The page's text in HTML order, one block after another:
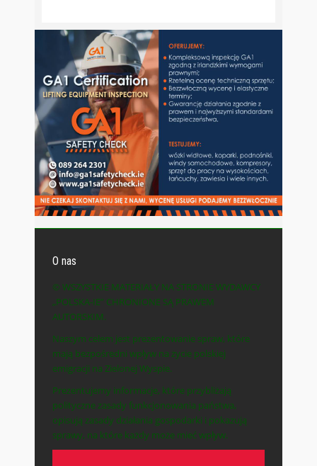
O nas
© WSZYSTKIE MATERIAŁY NA STRONIE WYDAWCY
„POLSKA-IE” CHRONIONE SĄ PRAWEM
AUTORSKIM.
Naszym celem jest prezentowanie spraw, które
mają bezpośredni wpływ na życie polskiej
emigracji na Zielonej Wyspie.
Prezentujemy informacje, które przybliżają
polityczne zasady funkcjonowania państwa,
opisują zasady działania gospodarki i pokazują
sprawy, na które każdy może mieć wpływ.